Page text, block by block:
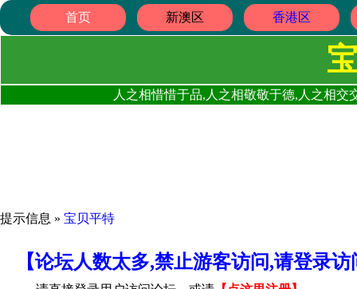
首页 新澳区 香港区
人之相惜惜于品,人之相敬敬于德,人之相
提示信息 » 宝贝平特
【论坛人数太多,禁止游客访问,请登录